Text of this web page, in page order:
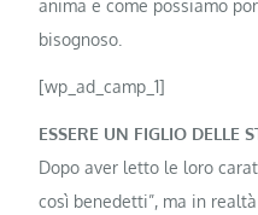
anima e come possiamo
bisognoso.
[wp_ad_camp_1]
ESSERE UN FIGLIO DELLE
Dopo aver letto le loro
così benedetti”, ma in